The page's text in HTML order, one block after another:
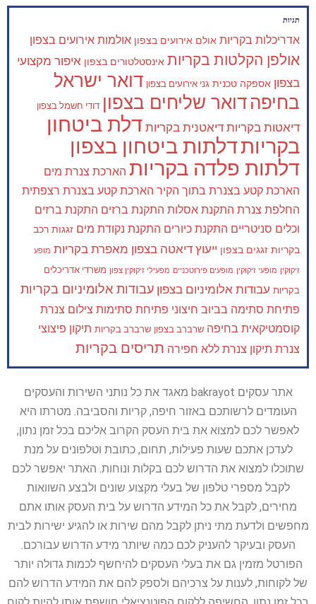
תגיות
אדריכלות בקריות אולם אירועים בצפון אולמות אירועים בצפון
אולפן הקלטות בקריות אינסטלטורים בצפון איפור מקצועי
בצפון אספקה טכנית גני אירועים בצפון דואר ישראל
בחיפה דואר שליחים בצפון דודי חשמל בצפון
דיאטות בקריות דיאטנית בקריות דלת ביטחון
בקריותדלתות ביטחון בצפון
דלתות פלדה בקריות הארכת צנרת מים
הארכת קטע בצנרת בתוך הקיר הארכת קטע בצנרת רצפתית
החלפת צנרת התקנת אסלות התקנת ברזים התקנת ברזים
וכלים סניטריים התקנת כיורים התקנת נקודת מים זגגות רכב
בקריות זגגים בצפון ייעוץ דיאטה בצפון מאפרת בקריות מופע
זיקוקין מופעי זיקוקין מופעים פירוטכניים מפעילי זיקוקין צפון משרדי אדריכלים
בקריות עבודות אלומיניום בצפון עבודות אלומיניום בקריות
פתיחת סתימה בביוב חיצוני פתיחת סתימות צילום צנרת
קוסמטיקאית בחיפה שרברב בצפון שרברב בקריות תיקון פיצוצי
צנרת תיקון צנרת ללא חפירה תריסים בקריות
אתר עסקים bakrayot מאגד את כל נותני השירות והעסקים
העומדים לרשותכם באזור חיפה, קריות והסביבה. מטרתו היא
לאפשר לכם למצוא את בית העסק הקרוב אליכם בכל זמן נתון,
לעדכן אתכם שעות פעילות, תחום, כתובת וטלפונים על מנת
שתוכלו למצוא את הדרוש לכם בקלות ונוחות. האתר יאפשר לכם
לקבל מספרי טלפון של בעלי מקצוע שונים ולבצע השוואות
מחירים, לקבל את כל המידע הדרוש על בית העסק אותו אתם
מחפשים ולדעת מתי ניתן לקבל מהם שירות או להגיע ישירות לבית
העסק ובעיקר להעניק לכם כמה שיותר מידע הדרוש עבורכם.
הפורטל מזמין גם את בעלי העסקים להיחשף לכמות גדולה יותר
של לקוחות, לענות על צרכיהם ולספק להם את המידע הדרוש להם